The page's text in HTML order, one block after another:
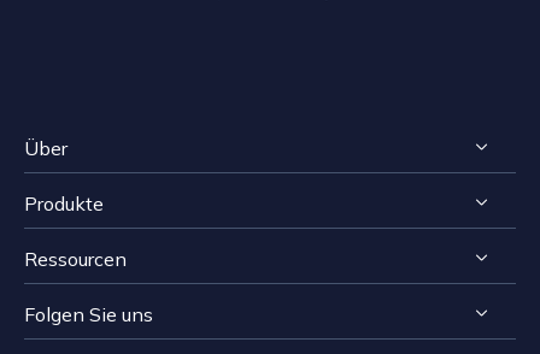
Über
Impressum
Reviews & Awards
Lizenzvereinbarung
Produkte
RecExperts für Windows
RecExperts für Mac
Ressourcen
Bildschirmaufnahme-Tipps
Folgen Sie uns